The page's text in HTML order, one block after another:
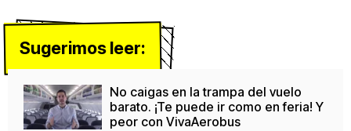
Sugerimos leer:
No caigas en la trampa del vuelo
barato. ¡Te puede ir como en feria! Y
peor con VivaAerobus